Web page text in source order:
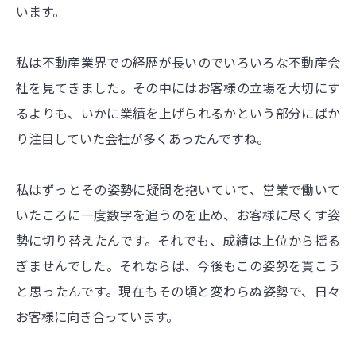
います。
私は不動産業界での経歴が長いのでいろいろな不動産会
社を見てきました。その中にはお客様の立場を大切にす
るよりも、いかに業績を上げられるかという部分にばか
り注目していた会社が多くあったんですね。
私はずっとその姿勢に疑問を抱いていて、営業で働いて
いたころに一度数字を追うのを止め、お客様に尽くす姿
勢に切り替えたんです。それでも、成績は上位から揺る
ぎませんでした。それならば、今後もこの姿勢を貫こう
と思ったんです。現在もその頃と変わらぬ姿勢で、日々
お客様に向き合っています。